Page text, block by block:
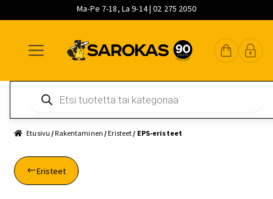
Ma-Pe 7-18, La 9-14 | 02 275 2050
navigointiin
sisältöön
pääsisältöön
search
Etusivu /Rakentaminen /Eristeet / EPS-eristeet
Eristeet